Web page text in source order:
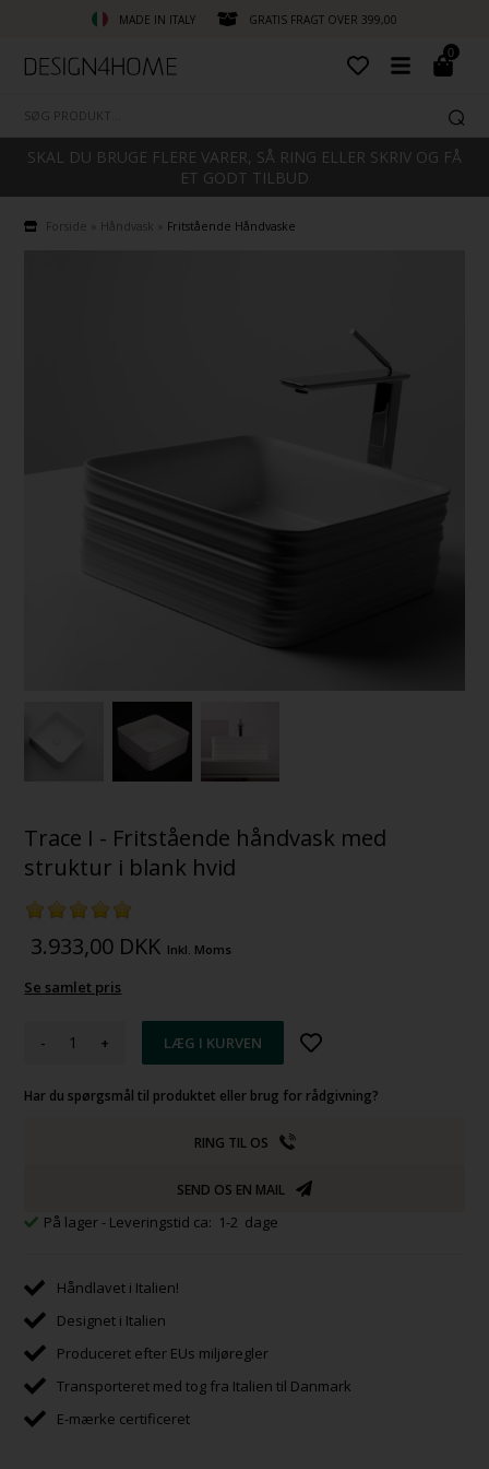
MADE IN ITALY GRATIS FRAGT OVER 399,00
0
SKAL DU BRUGE FLERE VARER, SÅ RING ELLER SKRIV OG FÅ
ET GODT TILBUD
Forside Håndvask Fritstående Håndvaske
Trace I - Fritstående håndvask med
struktur i blank hvid
3.933,00 DKK Inkl. Moms
Se samlet pris
- +
Har du spørgsmål til produktet eller brug for rådgivning?
RING TIL OS
SEND OS EN MAIL
På lager - Leveringstid ca: 1-2 dage
Håndlavet i Italien!
Designet i Italien
Produceret efter EUs miljøregler
Transporteret med tog fra Italien til Danmark
E-mærke certificeret